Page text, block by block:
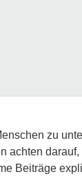
zu
achten
Beiträge